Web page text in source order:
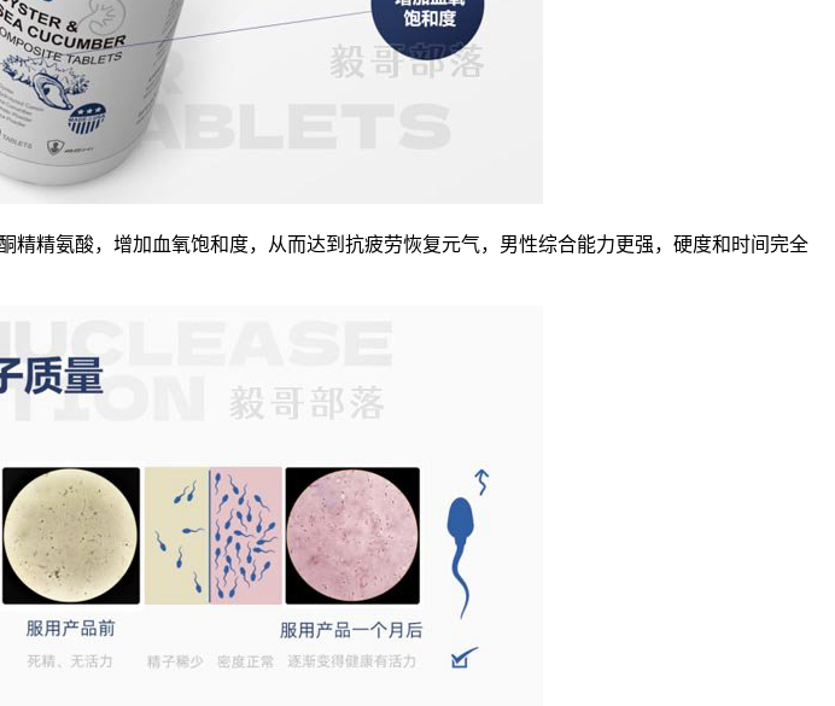
精氨酸，增加血氧饱和度，从而达到抗疲劳恢复元气，男性综合能力更强，硬度和时间完全